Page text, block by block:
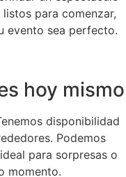
para comenzar,
evento sea perfecto.
hoy mismo
disponibilidad
Podemos
para sorpresas o
momento.